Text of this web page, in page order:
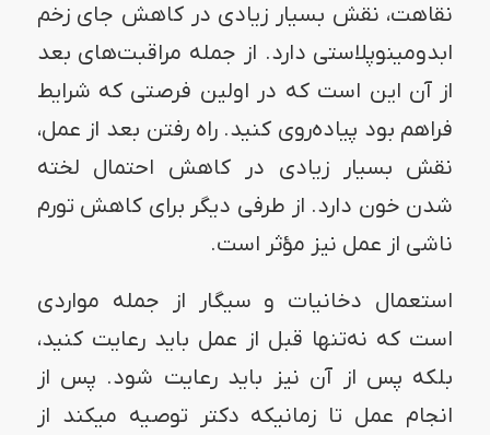
نقاهت، نقش بسیار زیادی در کاهش جای زخم
ابدومینوپلاستی دارد. از جمله مراقبت‌های بعد
از آن این است که در اولین فرصتی که شرایط
فراهم بود پیاده‌روی کنید. راه رفتن بعد از عمل،
نقش بسیار زیادی در کاهش احتمال لخته
شدن خون دارد. از طرفی دیگر برای کاهش تورم
ناشی از عمل نیز مؤثر است.
استعمال دخانیات و سیگار از جمله مواردی
است که نه‌تنها قبل از عمل باید رعایت کنید،
بلکه پس از آن نیز باید رعایت شود. پس از
انجام عمل تا زمانیکه دکتر توصیه میکند از